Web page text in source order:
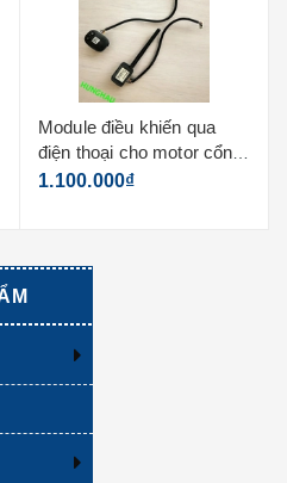
Module điều khiến qua
điện thoại cho motor cổng
tmt đài loan
1.100.000₫